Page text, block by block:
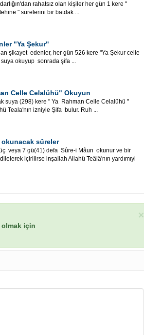
rahatsız olan kişiler her gün 1 kere "
" sürelerini bir batdak ...
"Ya Şekur"
edenler, her gün 526 kere "Ya Şekur celle
okuyup sonrada şifa ...
Celle Celalühü" Okuyun
(298) kere " Ya Rahman Celle Celalühü "
Teala'nın izniyle Şifa bulur. Ruh ...
okunacak süreler
veya 7 gü(41) defa Sûre-i Mâun okunur ve bir
içirilirse inşallah Allahü Teâlâ'nın yardımıyl
×
olmak için